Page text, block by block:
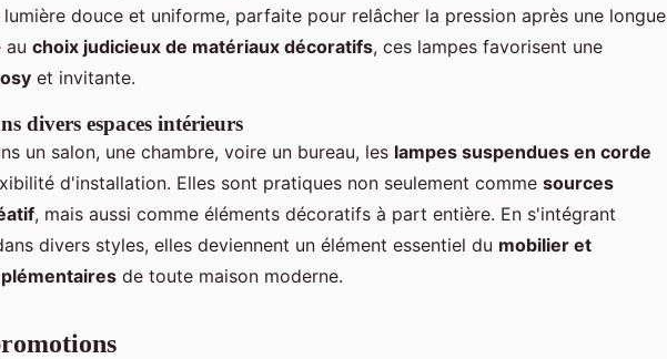
douce et uniforme, parfaite pour relâcher la pression après une longue
au choix judicieux de matériaux décoratifs, ces lampes favorisent une
et invitante.
divers espaces intérieurs
un salon, une chambre, voire un bureau, les lampes suspendues en corde
d'installation. Elles sont pratiques non seulement comme sources
, mais aussi comme éléments décoratifs à part entière. En s'intégrant
divers styles, elles deviennent un élément essentiel du mobilier et
de toute maison moderne.